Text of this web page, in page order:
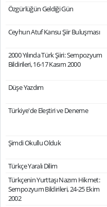
Özgürlüğün Geldiği Gün
Ceyhun Atuf Kansu Şiir Buluşması
2000 Yılında Türk Şiiri: Sempozyum
Bildirileri, 16-17 Kasım 2000
Düşe Yazdım
Türkiye'de Eleştiri ve Deneme
Şimdi Okullu Olduk
Türkçe Yaralı Dilim
Türkçenin Yurttaşı Nazım Hikmet:
Sempozyum Bildirileri, 24-25 Ekim
2002